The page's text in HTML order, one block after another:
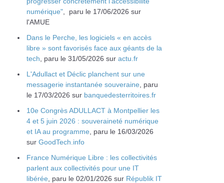
numérique" , paru le 17/06/2026 sur
l'AMUE
Dans le Perche, les logiciels « en accès
libre » sont favorisés face aux géants de la
tech , paru le 31/05/2026 sur actu.fr
L'Adullact et Déclic planchent sur une
messagerie instantanée souveraine , paru
le 17/03/2026 sur banquedesterritoires.fr
10e Congrès ADULLACT à Montpellier les
4 et 5 juin 2026 : souveraineté numérique
et IA au programme , paru le 16/03/2026
sur GoodTech.info
France Numérique Libre : les collectivités
parlent aux collectivités pour une IT
libérée , paru le 02/01/2026 sur Républik IT